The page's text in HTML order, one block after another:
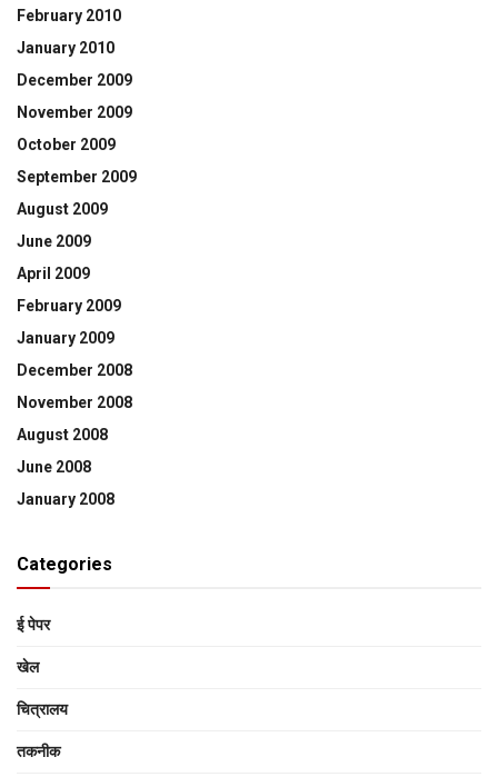
February 2010
January 2010
December 2009
November 2009
October 2009
September 2009
August 2009
June 2009
April 2009
February 2009
January 2009
December 2008
November 2008
August 2008
June 2008
January 2008
Categories
ई पेपर
खेल
चित्रालय
तकनीक